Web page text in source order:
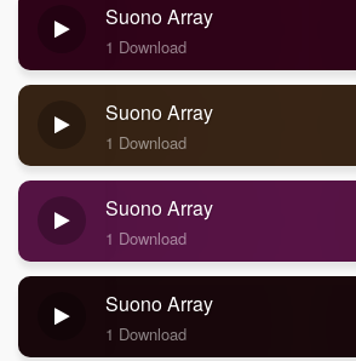
Suono Array
1 Download
Suono Array
1 Download
Suono Array
1 Download
Suono Array
1 Download